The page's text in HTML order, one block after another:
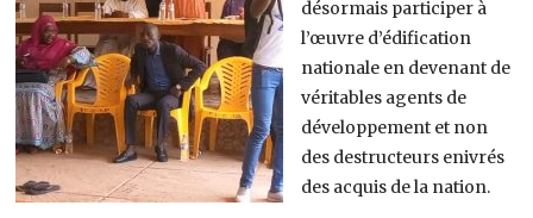
désormais participer à
l’œuvre d’édification
nationale en devenant de
véritables agents de
développement et non
des destructeurs enivrés
des acquis de la nation.